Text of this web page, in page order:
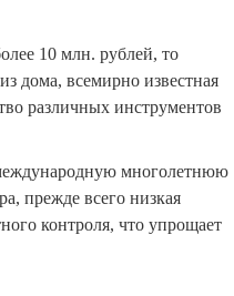
10 млн. рублей, то
дома, всемирно известная
различных инструментов
многолетнюю
прежде всего низкая
контроля, что упрощает